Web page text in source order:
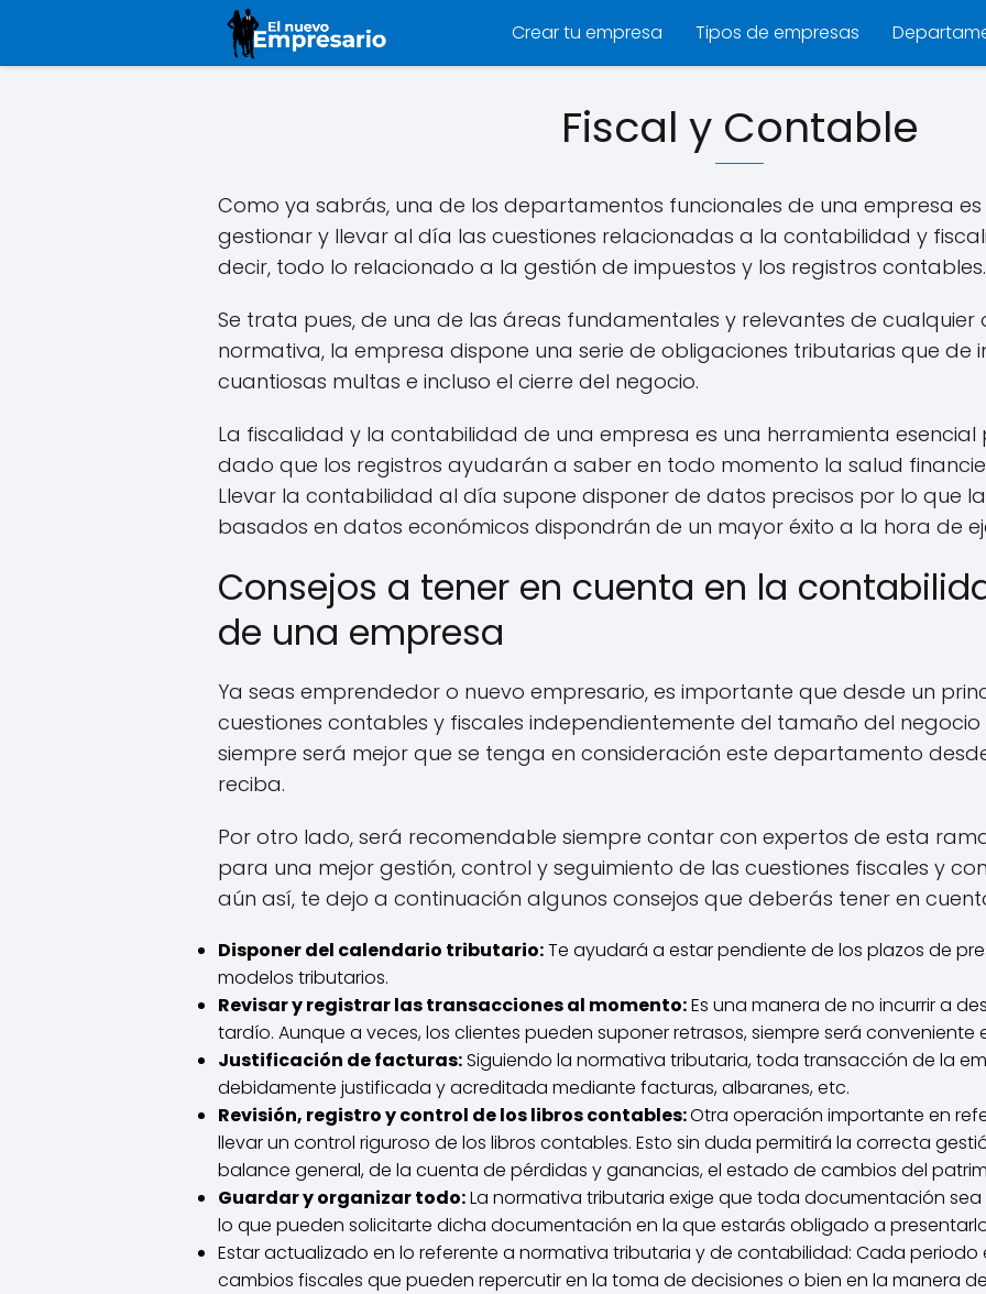
Crear tu empresa Tipos de empresas
Fiscal y Contable
Como ya sabrás, una de los departamentos funcionales de una empresa
gestionar y llevar al día las cuestiones relacionadas a la contabilidad y
decir, todo lo relacionado a la gestión de impuestos y los registros contables.
Se trata pues, de una de las áreas fundamentales y relevantes de
normativa, la empresa dispone una serie de obligaciones tributarias que de
cuantiosas multas e incluso el cierre del negocio.
La fiscalidad y la contabilidad de una empresa es una herramienta
dado que los registros ayudarán a saber en todo momento la salud
Llevar la contabilidad al día supone disponer de datos precisos por lo que
basados en datos económicos dispondrán de un mayor éxito a la hora de
Consejos a tener en cuenta en la
de una empresa
Ya seas emprendedor o nuevo empresario, es importante que desde un
cuestiones contables y fiscales independientemente del tamaño del negocio
siempre será mejor que se tenga en consideración este departamento
reciba.
Por otro lado, será recomendable siempre contar con expertos de esta
para una mejor gestión, control y seguimiento de las cuestiones fiscales y
aún así, te dejo a continuación algunos consejos que deberás tener en
Disponer del calendario tributario:Te ayudará a estar pendiente de los plazos de
modelos tributarios.
Revisar y registrar las transacciones al momento:Es una manera de no incurrir a
tardío. Aunque a veces, los clientes pueden suponer retrasos, siempre será conveniente
Justificación de facturas:Siguiendo la normativa tributaria, toda transacción de la
debidamente justificada y acreditada mediante facturas, albaranes, etc.
Revisión, registro y control de los libros contables:Otra operación importante en
llevar un control riguroso de los libros contables. Esto sin duda permitirá la correcta
balance general, de la cuenta de pérdidas y ganancias, el estado de cambios del
Guardar y organizar todo:La normativa tributaria exige que toda documentación
lo que pueden solicitarte dicha documentación en la que estarás obligado a
Estar actualizado en lo referente a normativa tributaria y de contabilidad: Cada
cambios fiscales que pueden repercutir en la toma de decisiones o bien en la manera